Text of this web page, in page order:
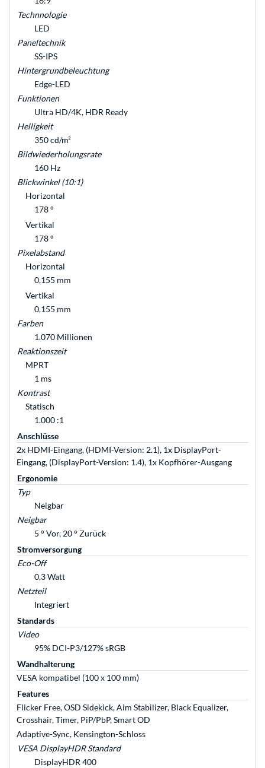
Technnologie
LED
Paneltechnik
SS-IPS
Hintergrundbeleuchtung
Edge-LED
Funktionen
Ultra HD/4K, HDR Ready
Helligkeit
350 cd/m²
Bildwiederholungsrate
160 Hz
Blickwinkel (10:1)
Horizontal
178 °
Vertikal
178 °
Pixelabstand
Horizontal
0,155 mm
Vertikal
0,155 mm
Farben
1.070 Millionen
Reaktionszeit
MPRT
1 ms
Kontrast
Statisch
1.000 :1
Anschlüsse
2x HDMI-Eingang, (HDMI-Version: 2.1), 1x DisplayPort-
Eingang, (DisplayPort-Version: 1.4), 1x Kopfhörer-Ausgang
Ergonomie
Typ
Neigbar
Neigbar
5 ° Vor, 20 ° Zurück
Stromversorgung
Eco-Off
0,3 Watt
Netzteil
Integriert
Standards
Video
95% DCI-P3/127% sRGB
Wandhalterung
VESA kompatibel (100 x 100 mm)
Features
Flicker Free, OSD Sidekick, Aim Stabilizer, Black Equalizer,
Crosshair, Timer, PiP/PbP, Smart OD
Adaptive-Sync, Kensington-Schloss
VESA DisplayHDR Standard
DisplayHDR 400